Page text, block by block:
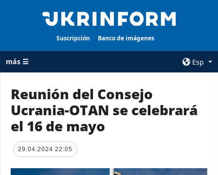
Suscripción Banco de imágenes
más ☰
Esp
TODAS LAS
CATEGORÍAS
Guerra
Reconstrucción
AGENCIA
Reunión del Consejo
Ucrania-OTAN se celebrará
el 16 de mayo
29.04.2024 22:05